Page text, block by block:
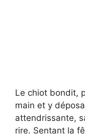
Le chiot bondit,
main et y
attendrissante,
rire. Sentant la